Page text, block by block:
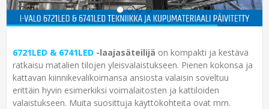
6721LED & 6741LED -laajasäteilijä on kompakti ja kestävä
ratkaisu matalien tilojen yleisvalaistukseen. Pienen kokonsa ja
kattavan kiinnikevalikoimansa ansiosta valaisin soveltuu
erittäin hyvin esimerkiksi voimalaitosten ja kattiloiden
valaistukseen. Muita suosittuja käyttökohteita ovat mm.